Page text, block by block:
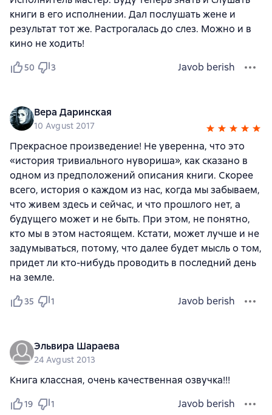
книги в его исполнении. Дал послушать жене и
результат тот же. Растрогалась до слез. Можно и в
кино не ходить!
50 3 Javob berish
Вера Даринская
10 Avgust 2017
Прекрасное произведение! Не уверенна, что это
«история тривиального нувориша», как сказано в
одном из предположений описания книги. Скорее
всего, история о каждом из нас, когда мы забываем,
что живем здесь и сейчас, и что прошлого нет, а
будущего может и не быть. При этом, не понятно,
кто мы в этом настоящем. Кстати, может лучше и не
задумываться, потому, что далее будет мысль о том,
придет ли кто-нибудь проводить в последний день
на земле.
35 1 Javob berish
Эльвира Шараева
24 Avgust 2013
Книга классная, очень качественная озвучка!!!
19 1 Javob berish